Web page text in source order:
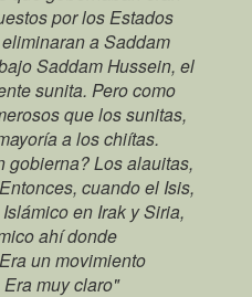
por los Estados
a Saddam
Saddam Hussein, el
sunita. Pero como
que los sunitas,
a los chiítas.
gobierna? Los alauitas,
cuando el Isis,
en Irak y Siria,
ahí donde
un movimiento
muy claro"